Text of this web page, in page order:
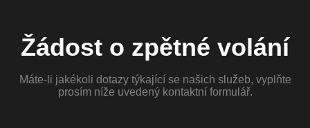
Žádost o zpětné volání
Máte-li jakékoli dotazy týkající se našich služeb, vyplňte
prosím níže uvedený kontaktní formulář.